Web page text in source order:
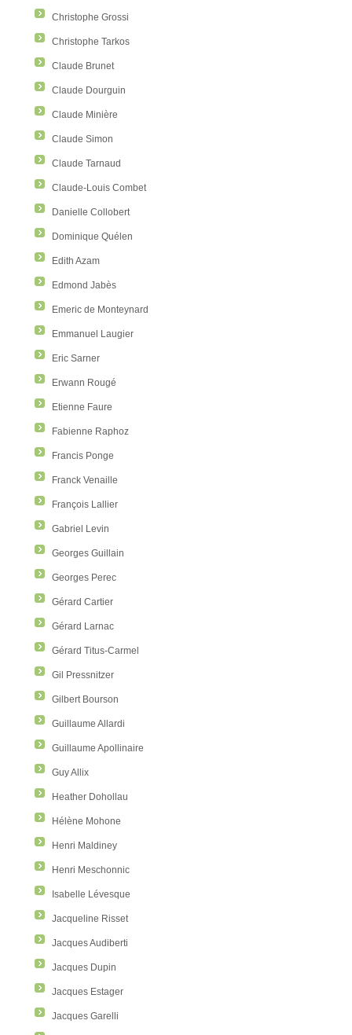
Christophe Grossi
Christophe Tarkos
Claude Brunet
Claude Dourguin
Claude Minière
Claude Simon
Claude Tarnaud
Claude-Louis Combet
Danielle Collobert
Dominique Quélen
Edith Azam
Edmond Jabès
Emeric de Monteynard
Emmanuel Laugier
Eric Sarner
Erwann Rougé
Etienne Faure
Fabienne Raphoz
Francis Ponge
Franck Venaille
François Lallier
Gabriel Levin
Georges Guillain
Georges Perec
Gérard Cartier
Gérard Larnac
Gérard Titus-Carmel
Gil Pressnitzer
Gilbert Bourson
Guillaume Allardi
Guillaume Apollinaire
Guy Allix
Heather Dohollau
Hélène Mohone
Henri Maldiney
Henri Meschonnic
Isabelle Lévesque
Jacqueline Risset
Jacques Audiberti
Jacques Dupin
Jacques Estager
Jacques Garelli